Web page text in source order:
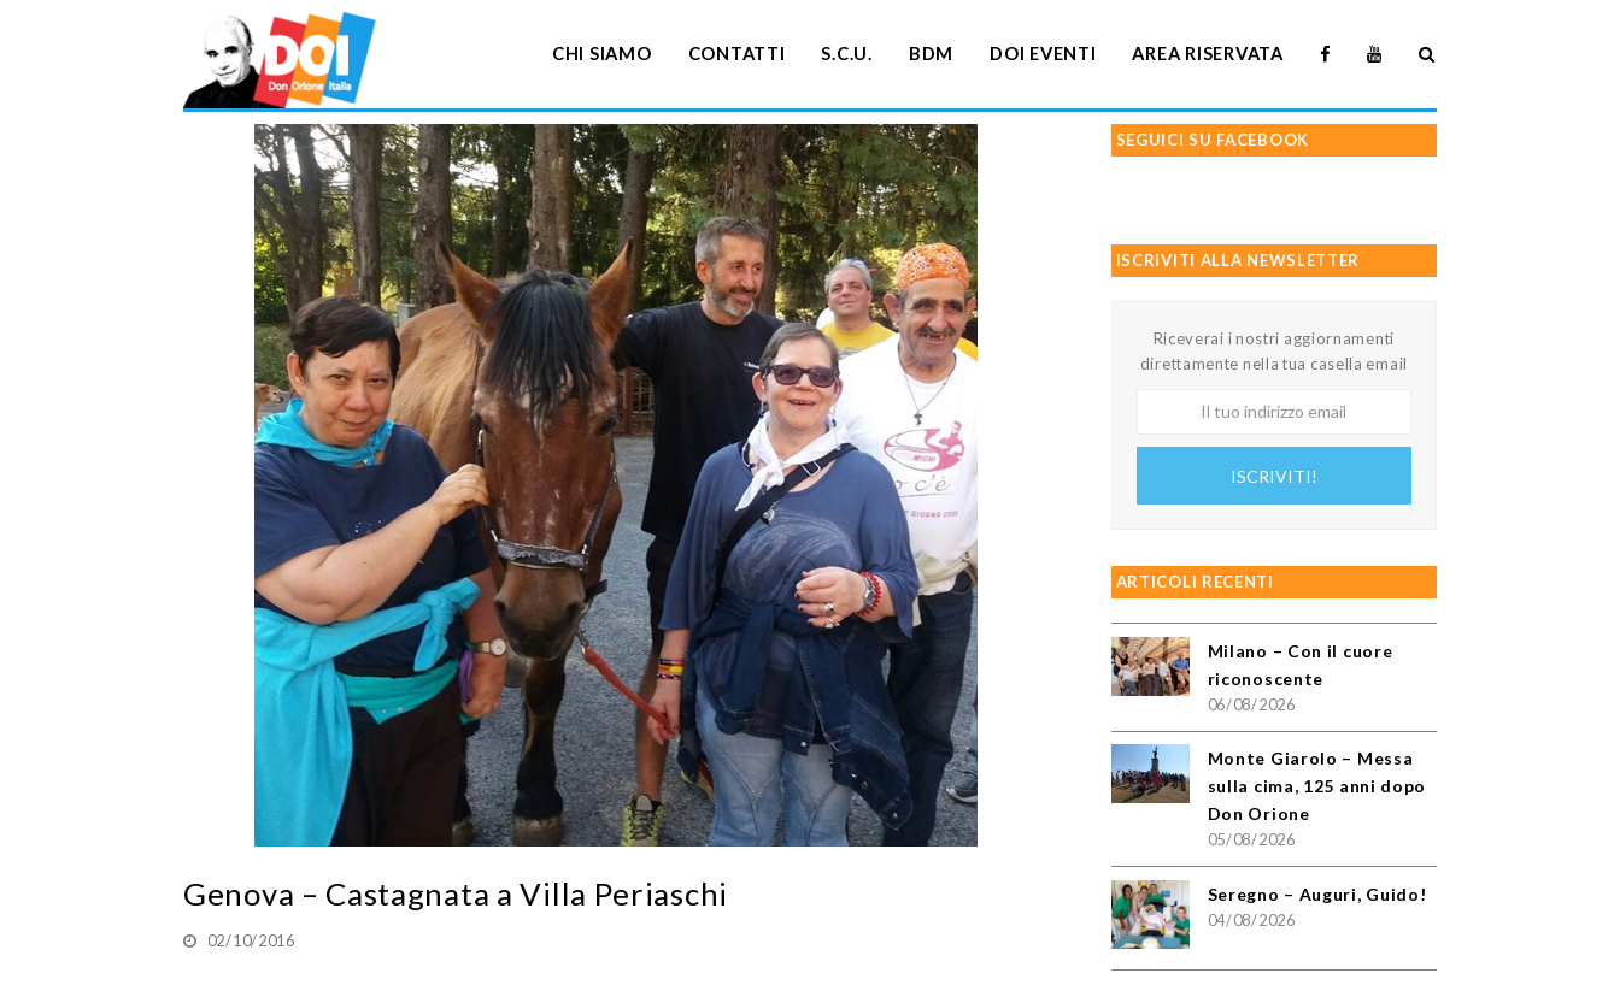
CHI SIAMO CONTATTI S.C.U. BDM DOI EVENTI AREA RISERVATA
Genova – Castagnata a Villa Periaschi
02/10/2016
SEGUICI SU FACEBOOK
ISCRIVITI ALLA NEWSLETTER
Riceverai i nostri aggiornamenti
direttamente nella tua casella email
ISCRIVITI!
ARTICOLI RECENTI
Milano – Con il cuore
riconoscente
06/08/2026
Monte Giarolo – Messa
sulla cima, 125 anni dopo
Don Orione
05/08/2026
Seregno – Auguri, Guido!
04/08/2026